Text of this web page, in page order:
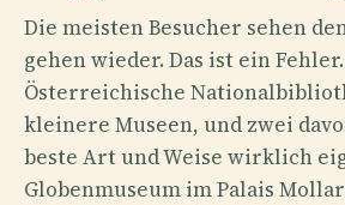
Die meisten Besucher sehen
gehen wieder. Das ist ein
Österreichische
kleinere Museen, und zwei
beste Art und Weise wirklich
Globenmuseum im Palais